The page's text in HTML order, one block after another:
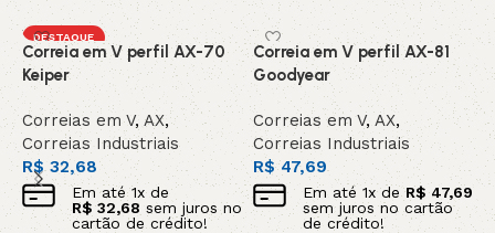
DESTAQUE
Correia em V perfil AX-70
Keiper
Correias em V, AX,
Correias Industriais
R$32,68
Em até1x de
R$32,68 sem juros no
cartão de crédito!
Correia em V perfil AX-81
Goodyear
Correias em V, AX,
Correias Industriais
R$47,69
Em até 1x deR$47,69
sem juros no cartão
de crédito!